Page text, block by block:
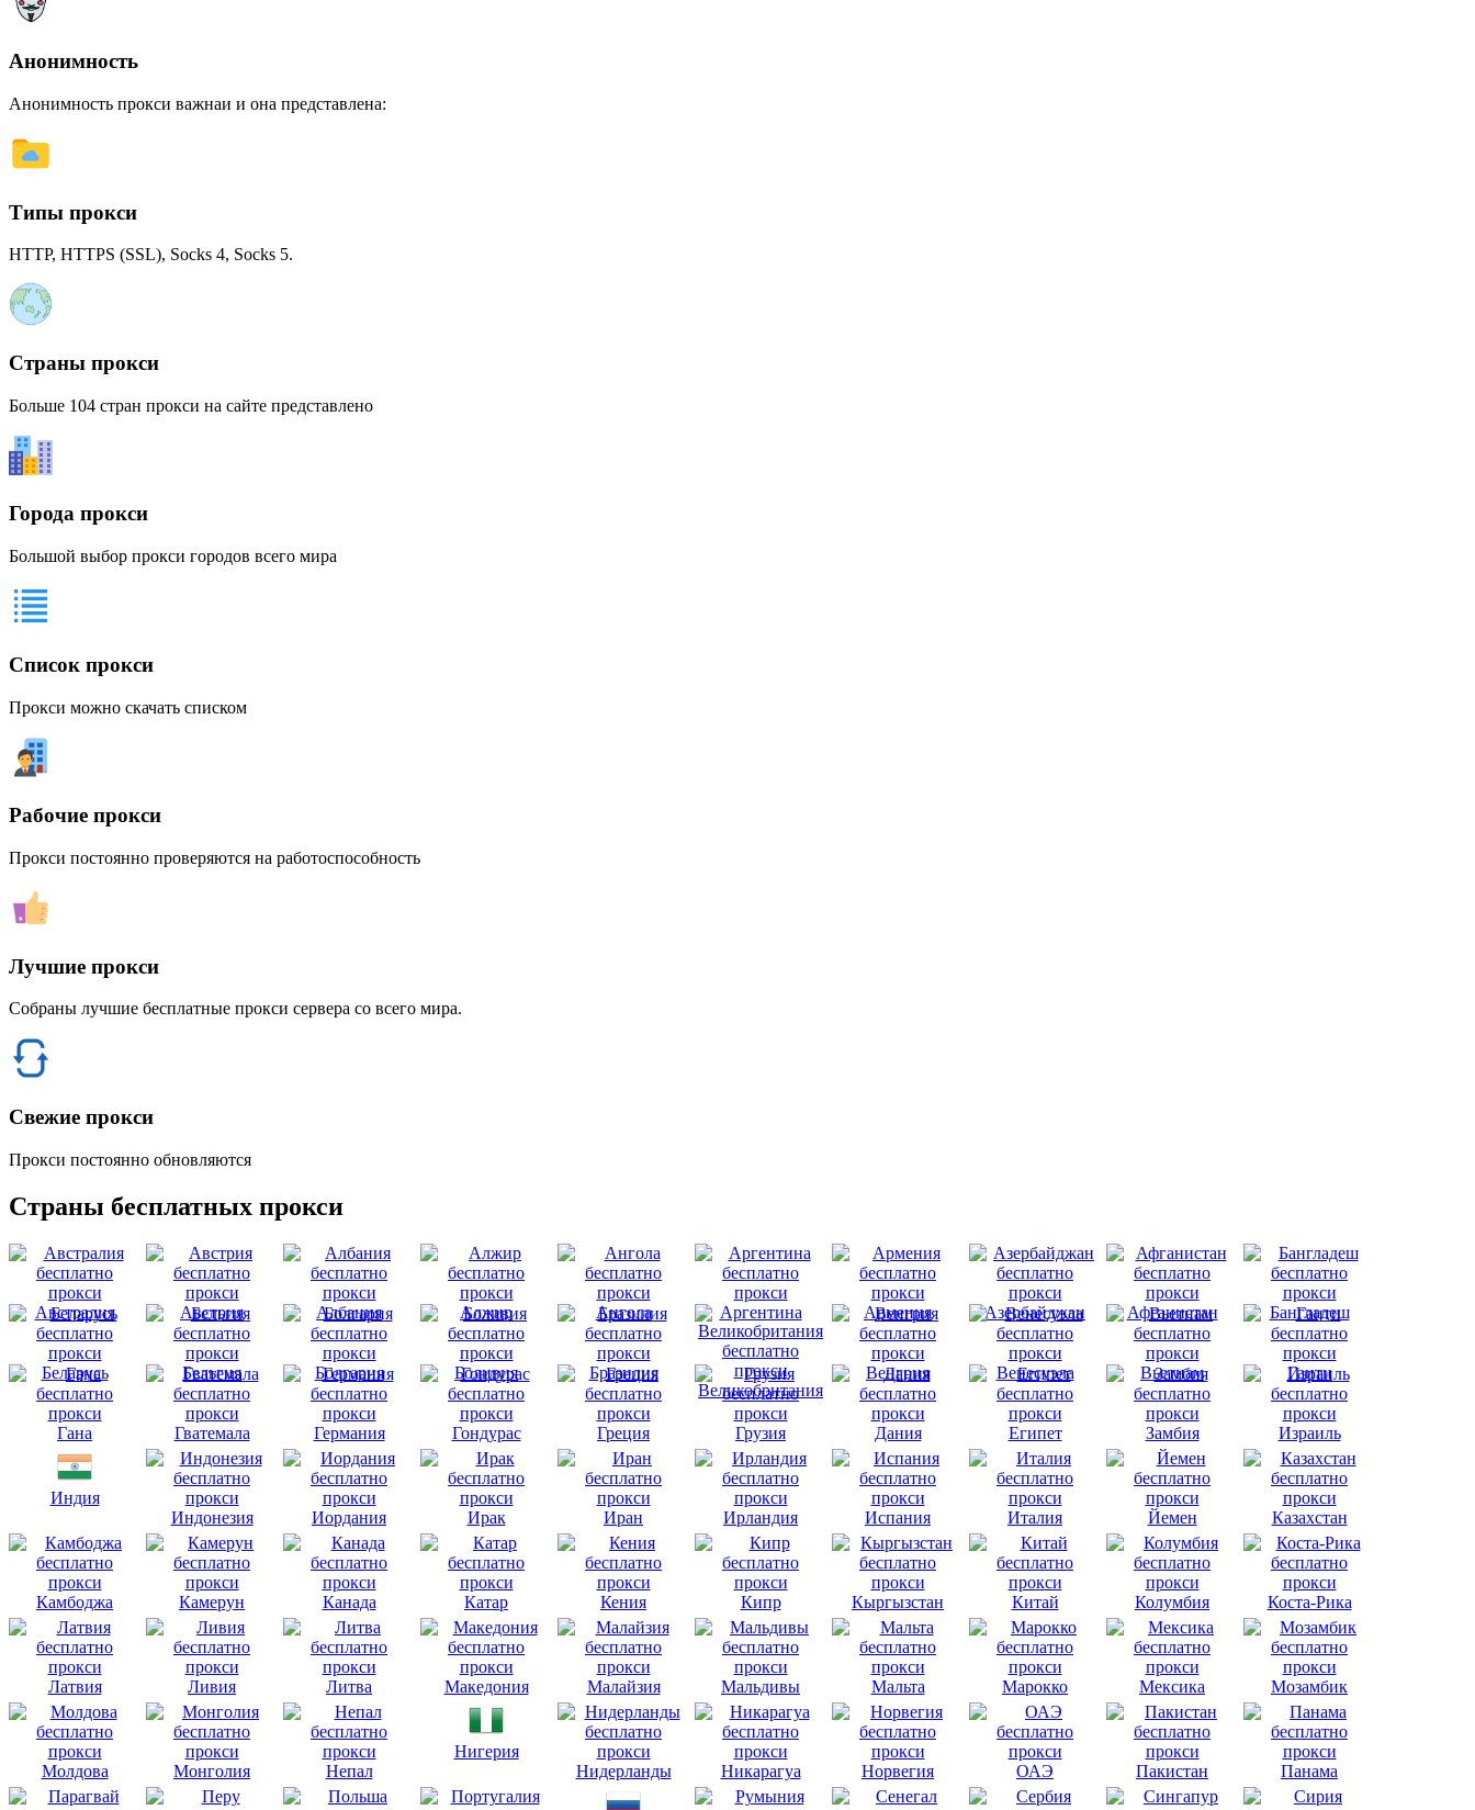
Анонимность
Анонимность прокси важнаи и она представлена:
Типы прокси
HTTP, HTTPS (SSL), Socks 4, Socks 5.
Страны прокси
Больше 104 стран прокси на сайте представлено
Города прокси
Большой выбор прокси городов всего мира
Список прокси
Прокси можно скачать списком
Рабочие прокси
Прокси постоянно проверяются на работоспособность
Лучшие прокси
Собраны лучшие бесплатные прокси сервера со всего мира.
Свежие прокси
Прокси постоянно обновляются
Страны бесплатных прокси
Австралия Австрия Албания Алжир Ангола Аргентина Армения Азербайджан Афганистан Бангладеш
Беларусь Бельгия Болгария Боливия
Бразилия
Великобритания
Венгрия Венесуэла Вьетнам Гаити
Гана Гватемала Германия Гондурас Греция Грузия Дания Египет Замбия Израиль
Индия
Индонезия
Иордания Ирак Иран Ирландия Испания Италия Йемен Казахстан
Камбоджа Камерун Канада Катар Кения Кипр Кыргызстан Китай Колумбия Коста-Рика
Латвия Ливия Литва Македония Малайзия Мальдивы Мальта Марокко Мексика Мозамбик
Молдова Монголия Непал
Нигерия
Нидерланды
Никарагуа Норвегия ОАЭ Пакистан Панама